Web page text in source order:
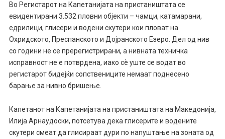
Во Регистарот на Капетанијата на пристаништата се
евидентирани 3.532 пловни објекти – чамци, катамарани,
едрилици, глисери и водени скутери кои пловат на
Охридското, Преспанското и Дојранското Езеро. Дел од нив
со години не се пререгистрирани, а нивната техничка
исправност не е потврдена, иако сè уште се водат во
регистарот бидејќи сопствениците немаат поднесено
барање за нивно бришење.
Капетанот на Капетанијата на пристаништата на Македонија,
Илија Арнаудоски, потсетува дека глисерите и водените
скутери смеат да глисираат дури по напуштање на зоната од